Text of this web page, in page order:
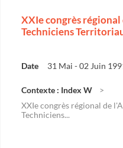
XXIe congrès
Techniciens
Date 31 Mai - 02 Juin
Contexte : Index W
XXIe congrès régional de
Techniciens...